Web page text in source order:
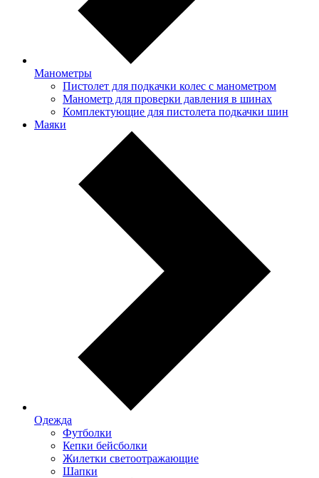
Манометры
Пистолет для подкачки колес с манометром
Манометр для проверки давления в шинах
Комплектующие для пистолета подкачки шин
Маяки
Одежда
Футболки
Кепки бейсболки
Жилетки светоотражающие
Шапки